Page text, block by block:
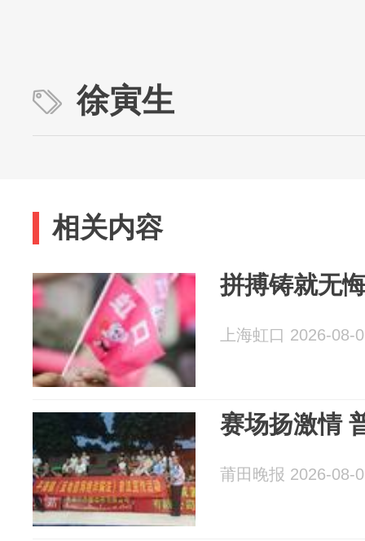
徐寅生
相关内容
拼搏铸就无
上海虹口 2026-08-
赛场扬激情
莆田晚报 2026-08-